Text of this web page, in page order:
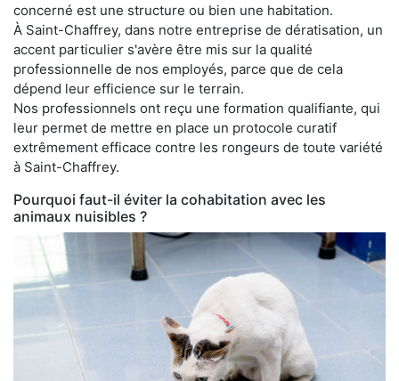
concerné est une structure ou bien une habitation.
À Saint-Chaffrey, dans notre entreprise de dératisation, un
accent particulier s'avère être mis sur la qualité
professionnelle de nos employés, parce que de cela
dépend leur efficience sur le terrain.
Nos professionnels ont reçu une formation qualifiante, qui
leur permet de mettre en place un protocole curatif
extrêmement efficace contre les rongeurs de toute variété
à Saint-Chaffrey.
Pourquoi faut-il éviter la cohabitation avec les
animaux nuisibles ?